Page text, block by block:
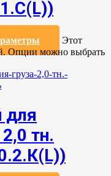
Этот
Опции можно выбрать
для
тн.